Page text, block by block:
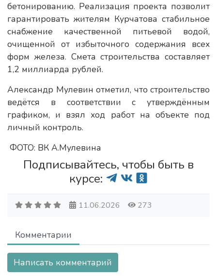
бетонированию. Реализация проекта позволит
гарантировать жителям Курчатова стабильное
снабжение качественной питьевой водой,
очищенной от избыточного содержания всех
форм железа. Смета строительства составляет
1,2 миллиарда рублей.
Александр Мулевин отметил, что строительство
ведётся в соответствии с утверждённым
графиком, и взял ход работ на объекте под
личный контроль.
ФОТО: ВК А.Мулевина
Подписывайтесь, чтобы быть в
курсе:
11.06.2026 273
Комментарии
Написать комментарий